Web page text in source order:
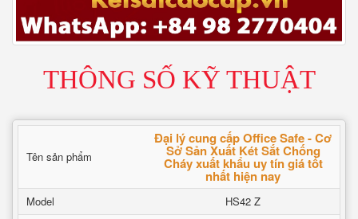
THÔNG SỐ KỸ THUẬT
Tên sản phẩm
Đại lý cung cấp Office Safe - Cơ
Sở Sản Xuất Két Sắt Chống
Cháy xuất khẩu uy tín giá tốt
nhất hiện nay
Model
HS42 Z